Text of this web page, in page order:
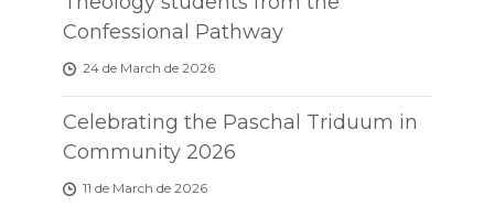
Confessional Pathway
24 de March de 2026
Celebrating the Paschal Triduum in
Community 2026
11 de March de 2026